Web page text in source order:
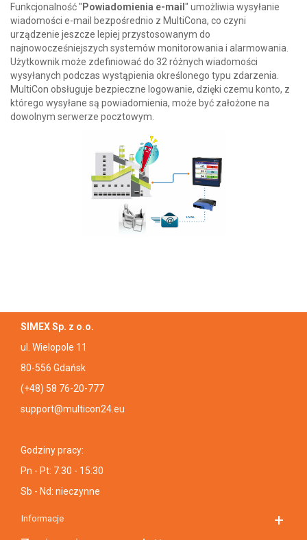
Funkcjonalność " Powiadomienia e-mail " umożliwia wysyłanie
wiadomości e-mail bezpośrednio z MultiCona, co czyni
urządzenie jeszcze lepiej przystosowanym do
najnowocześniejszych systemów monitorowania i alarmowania.
Użytkownik może zdefiniować do 32 różnych wiadomości
wysyłanych podczas wystąpienia określonego typu zdarzenia.
MultiCon obsługuje bezpieczne logowanie, dzięki czemu konto, z
którego wysyłane są powiadomienia, może być założone na
dowolnym serwerze pocztowym.
SIMEX Sp. z o.o.
ul. Wielopole 11
80-556 Gdańsk
(+48) 58 76-20-777
support@multicon24.eu
Godziny pracy:
Pn - Pt: 7:30 - 15:30
Sb - Nd: nieczynne
Informacje